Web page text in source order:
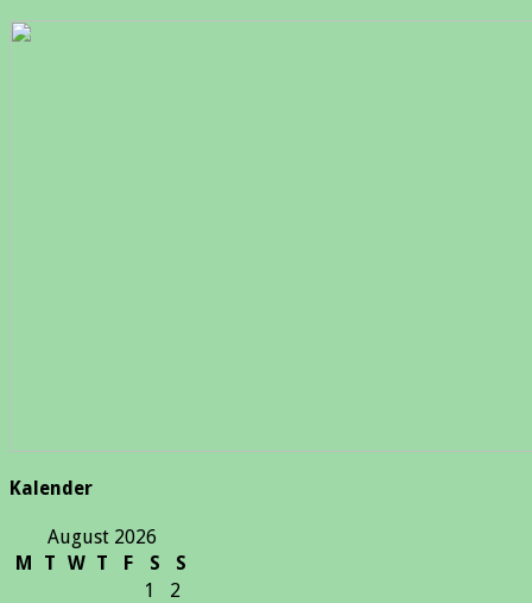
Kalender
August 2026
M
T W T F S
S
1
2